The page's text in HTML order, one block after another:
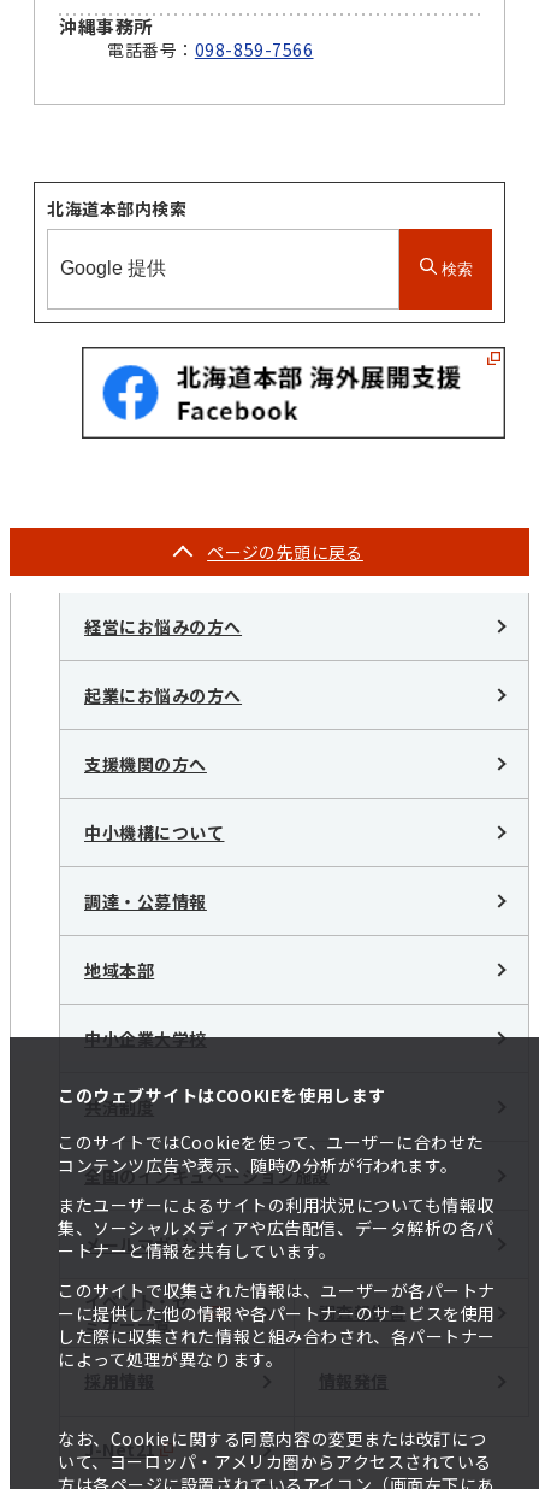
このウェブサイトはCOOKIEを使用します
このサイトではCookieを使って、ユーザーに合わせた
コンテンツ広告や表示、随時の分析が行われます。
またユーザーによるサイトの利用状況についても情報収
集、ソーシャルメディアや広告配信、データ解析の各パ
ートナーと情報を共有しています。
このサイトで収集された情報は、ユーザーが各パートナ
ーに提供した他の情報や各パートナーのサービスを使用
した際に収集された情報と組み合わされ、各パートナー
によって処理が異なります。
なお、Cookieに関する同意内容の変更または改訂につ
いて、ヨーロッパ・アメリカ圏からアクセスされている
方は各ページに設置されているアイコン（画面左下にあ
沖縄事務所
電話番号： 098-859-7566
北海道本部内検索
検索
ページの先頭に戻る
経営にお悩みの方へ
起業にお悩みの方へ
支援機関の方へ
中小機構について
調達・公募情報
地域本部
中小企業大学校
共済制度
全国のインキュベーション施設
メールマガジン
イベント・セ
ミナー一覧
調査報告書
J-Net21